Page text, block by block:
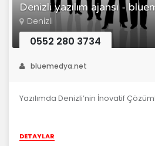
Denizli yazılım ajansı -
Denizli
0552 280 3734
bluemedya.net
Yazılımda Denizli’nin İnovatif
DETAYLAR